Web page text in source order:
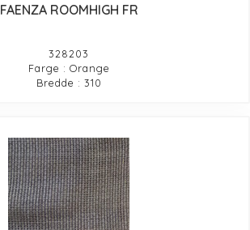
FAENZA ROOMHIGH FR
328203
Farge : Orange
Bredde : 310